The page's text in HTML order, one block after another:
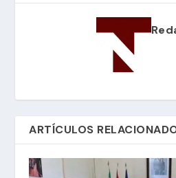
ARTÍCULOS